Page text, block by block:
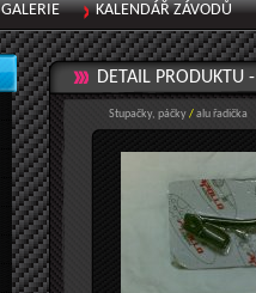
DETAIL PRODUKTU
Stupačky, páčky/alu řadička
GALERIE KALENDÁŘ ZÁVODŮ